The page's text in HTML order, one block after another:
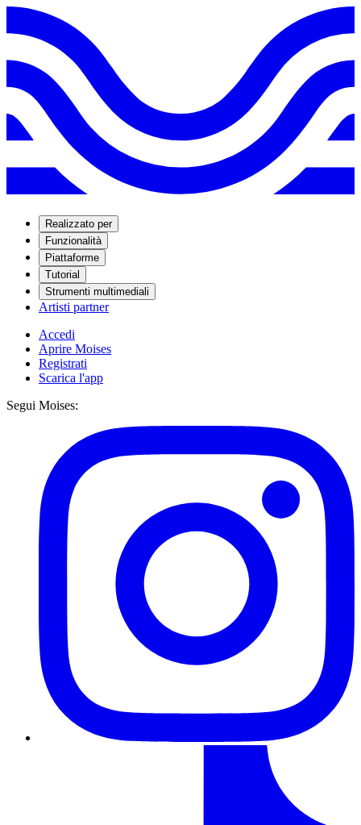
Realizzato per
Funzionalità
Piattaforme
Tutorial
Strumenti multimediali
Artisti partner
Accedi
Aprire Moises
Registrati
Scarica l'app
Segui Moises: